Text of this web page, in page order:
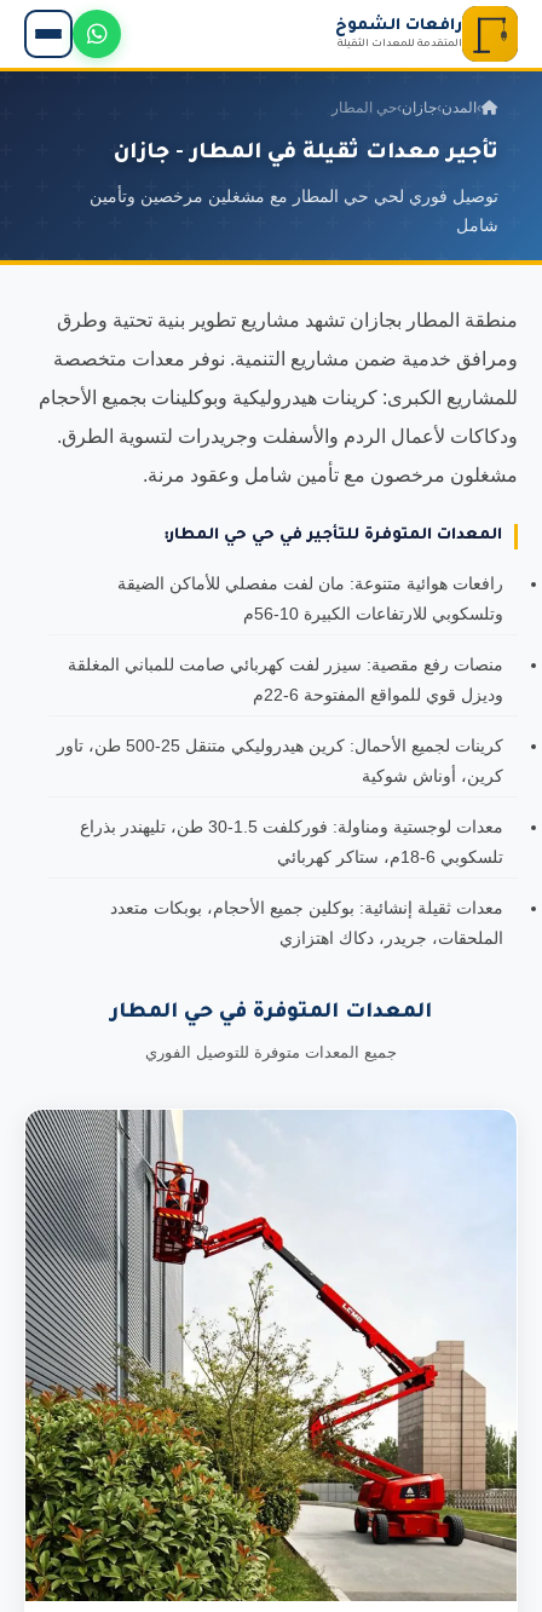
رافعات الشموخ
المتقدمة للمعدات الثقيلة
› المدن›جازان›حي المطار
تأجير معدات ثقيلة في المطار - جازان
توصيل فوري لحي حي المطار مع مشغلين مرخصين وتأمين
شامل
منطقة المطار بجازان تشهد مشاريع تطوير بنية تحتية وطرق
ومرافق خدمية ضمن مشاريع التنمية. نوفر معدات متخصصة
للمشاريع الكبرى: كرينات هيدروليكية وبوكلينات بجميع الأحجام
ودكاكات لأعمال الردم والأسفلت وجريدرات لتسوية الطرق.
مشغلون مرخصون مع تأمين شامل وعقود مرنة.
المعدات المتوفرة للتأجير في حي حي المطار:
رافعات هوائية متنوعة: مان لفت مفصلي للأماكن الضيقة
وتلسكوبي للارتفاعات الكبيرة 10-56م
منصات رفع مقصية: سيزر لفت كهربائي صامت للمباني المغلقة
وديزل قوي للمواقع المفتوحة 6-22م
كرينات لجميع الأحمال: كرين هيدروليكي متنقل 25-500 طن، تاور
كرين، أوناش شوكية
معدات لوجستية ومناولة: فوركلفت 1.5-30 طن، تليهندر بذراع
تلسكوبي 6-18م، ستاكر كهربائي
معدات ثقيلة إنشائية: بوكلين جميع الأحجام، بوبكات متعدد
الملحقات، جريدر، دكاك اهتزازي
المعدات المتوفرة في حي المطار
جميع المعدات متوفرة للتوصيل الفوري